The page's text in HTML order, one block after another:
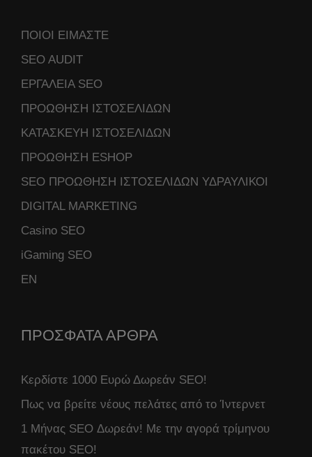
ΠΟΙΟΙ ΕΙΜΑΣΤΕ
SEO AUDIT
ΕΡΓΑΛΕΙΑ SEO
ΠΡΟΩΘΗΣΗ ΙΣΤΟΣΕΛΙΔΩΝ
ΚΑΤΑΣΚΕΥΗ ΙΣΤΟΣΕΛΙΔΩΝ
ΠΡΟΩΘΗΣΗ ESHOP
SEO ΠΡΟΩΘΗΣΗ ΙΣΤΟΣΕΛΙΔΩΝ ΥΔΡΑΥΛΙΚΟΙ
DIGITAL MARKETING
Casino SEO
iGaming SEO
ΕΝ
ΠΡΟΣΦΑΤΑ ΑΡΘΡΑ
Κερδίστε 1000 Ευρώ Δωρεάν SEO!
Πως να βρείτε νέους πελάτες από το Ίντερνετ
1 Μήνας SEO Δωρεάν! Με την αγορά τρίμηνου
πακέτου SEO!